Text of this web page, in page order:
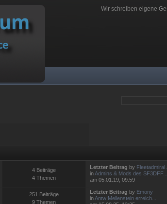
Wir schreiben eigene
4 Beiträge
4 Themen
Letzter Beitrag by
inAdmins & Mods des SF3DFF...
am 05.01.19, 09:59
251 Beiträge
9 Themen
Letzter Beitrag by Emony
inAntw:Meilenstein erreich...